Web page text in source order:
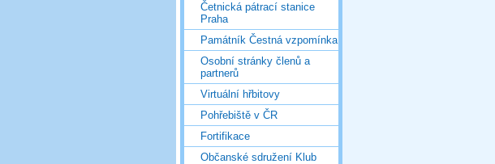
Četnická pátrací stanice
Praha
Památník Čestná vzpomínka
Osobní stránky členů a
partnerů
Virtuální hřbitovy
Pohřebiště v ČR
Fortifikace
Občanské sdružení Klub